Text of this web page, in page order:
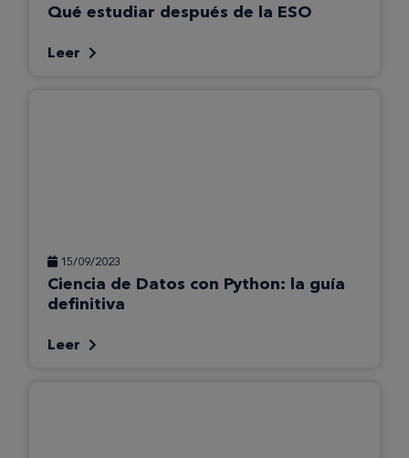
Qué estudiar después de la ESO
Leer
15/09/2023
Ciencia de Datos con Python: la guía
definitiva
Leer